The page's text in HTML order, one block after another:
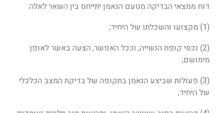
דוח ממצאי הבדיקה מטעם הנאמן יתייחס בין השאר לאלה:
(1) מקצועו והשכלתו של היחיד;
(2) נכסי קופת הנשייה, וככל האפשר, הצעה באשר לאופן
מימושם;
(3) פעולות שביצע הנאמן בתקופה של בדיקת המצב הכלכלי
של היחיד;